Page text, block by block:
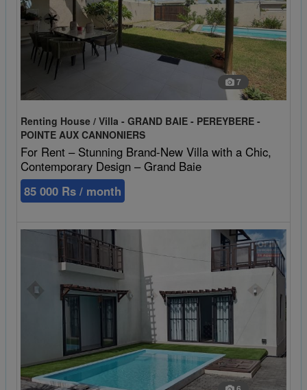
7
Renting House / Villa - GRAND BAIE - PEREYBERE -
POINTE AUX CANNONIERS
For Rent – Stunning Brand-New Villa with a Chic,
Contemporary Design – Grand Baie
85 000 Rs / month